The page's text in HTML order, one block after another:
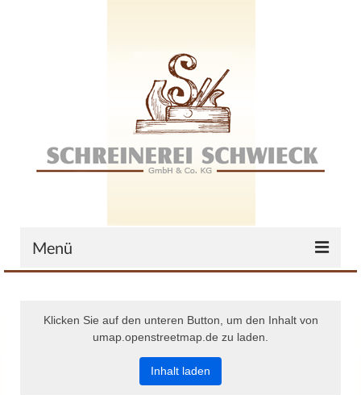
Menü
Das Unternehmen
Klicken Sie auf den unteren Button, um den Inhalt von
umap.openstreetmap.de zu laden.
Inhalt laden